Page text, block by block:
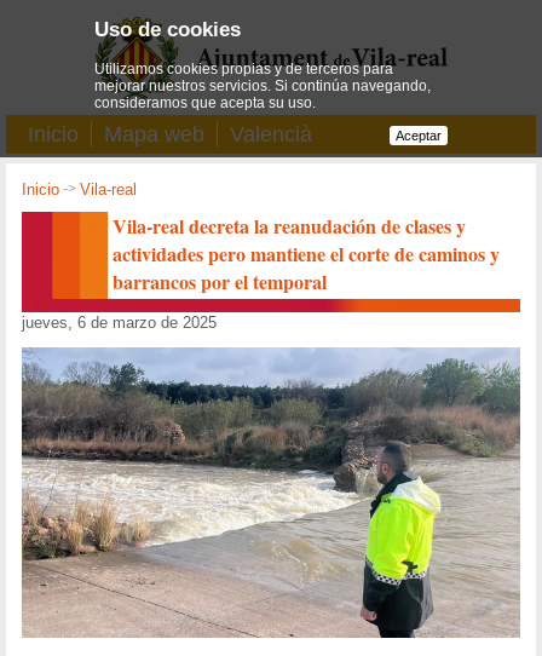
Inicio Mapa web Valencià
Inicio ->Vila-real
Vila-real decreta la reanudación de clases y
actividades pero mantiene el corte de caminos y
barrancos por el temporal
jueves, 6 de marzo de 2025
Uso de cookies
Utilizamos cookies propias y de terceros para
mejorar nuestros servicios. Si continúa navegando,
consideramos que acepta su uso.
Aceptar